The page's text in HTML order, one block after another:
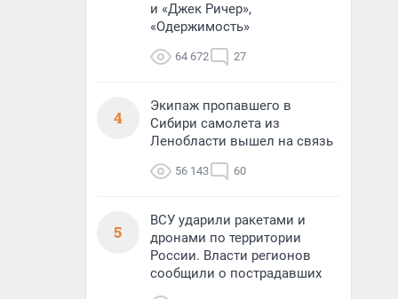
и «Джек Ричер»,
«Одержимость»
64 672 27
4
Экипаж пропавшего в
Сибири самолета из
Ленобласти вышел на связь
56 143 60
5
ВСУ ударили ракетами и
дронами по территории
России. Власти регионов
сообщили о пострадавших